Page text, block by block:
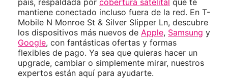
país, respaldada por cobertura satelital que te
mantiene conectado incluso fuera de la red. En T-
Mobile N Monroe St & Silver Slipper Ln, descubre
los dispositivos más nuevos de Apple, Samsung y
Google, con fantásticas ofertas y formas
flexibles de pago. Ya sea que quieras hacer un
upgrade, cambiar o simplemente mirar, nuestros
expertos están aquí para ayudarte.